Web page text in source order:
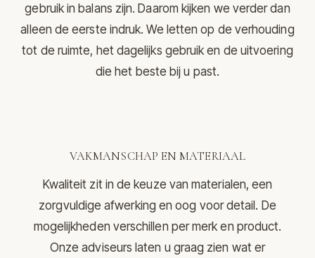
gebruik in balans zijn. Daarom kijken we verder dan
alleen de eerste indruk. We letten op de verhouding
tot de ruimte, het dagelijks gebruik en de uitvoering
die het beste bij u past.
VAKMANSCHAP EN MATERIAAL
Kwaliteit zit in de keuze van materialen, een
zorgvuldige afwerking en oog voor detail. De
mogelijkheden verschillen per merk en product.
Onze adviseurs laten u graag zien wat er